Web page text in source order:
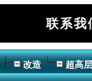
联系我
改造 超高层